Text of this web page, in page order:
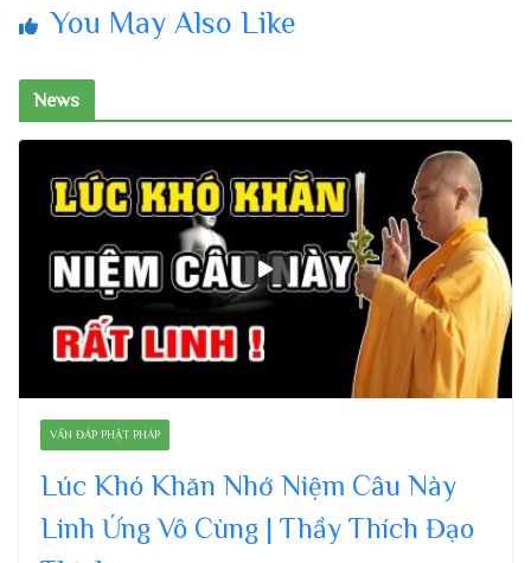
You May Also Like
News
VẤN ĐÁP PHẬT PHÁP
Lúc Khó Khăn Nhớ Niệm Câu Này
Linh Ứng Vô Cùng | Thầy Thích Đạo